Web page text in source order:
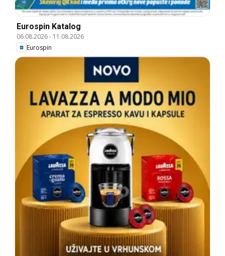
Eurospin Katalog
06.08.2026- 11.08.2026
Eurospin